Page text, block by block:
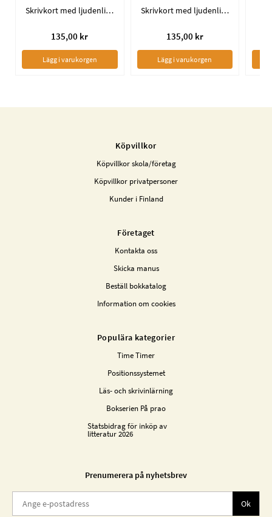
Skrivkort med ljudenlig stavning 1
135,00 kr
Lägg i varukorgen
Skrivkort med ljudenlig stavning 2
135,00 kr
Lägg i varukorgen
Köpvillkor
Köpvillkor skola/företag
Köpvillkor privatpersoner
Kunder i Finland
Företaget
Kontakta oss
Skicka manus
Beställ bokkatalog
Information om cookies
Populära kategorier
Time Timer
Positionssystemet
Läs- och skrivinlärning
Bokserien På prao
Statsbidrag för inköp av
litteratur 2026
Prenumerera på nyhetsbrev
Ok